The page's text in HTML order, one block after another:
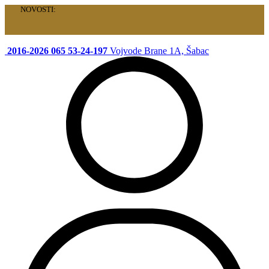
NOVOSTI:
Velika akcija je počela: Specijalni paketi samo za vas!
2016-2026 065 53-24-197 Vojvode Brane 1A, Šabac